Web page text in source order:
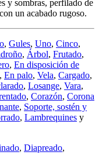
y sombras, perfilado de
un acabado rugoso.
, Gules, Uno, Cinco,
, Árbol, Frutado,
, En disposición de
, En palo, Vela, Cargado,
, Losange, Vara,
, Corazón, Corona
, Soporte, sostén y
, Lambrequines y
, Diapreado,